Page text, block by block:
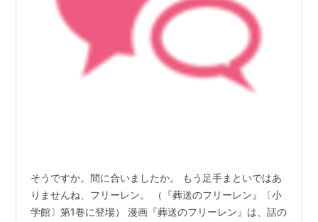
そうですか。間に合いましたか。 もう足手まといではあ
りませんね、フリーレン。 （『葬送のフリーレン』〔小
学館〕第1巻に登場） 漫画『葬送のフリーレン』は、話の